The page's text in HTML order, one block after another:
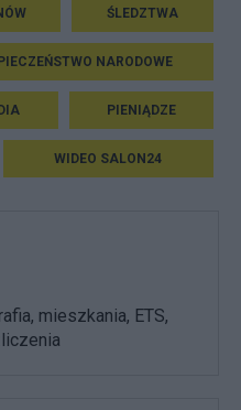
ŚLEDZTWA
NARODOWE
PIENIĄDZE
WIDEO SALON24
mieszkania, ETS,